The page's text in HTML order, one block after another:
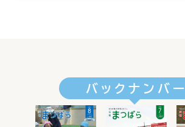
バックナンバー